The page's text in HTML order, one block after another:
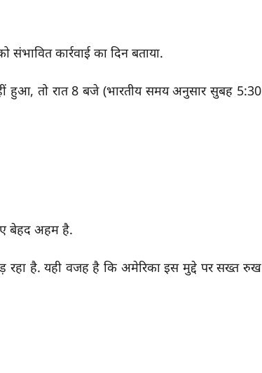
कार्रवाई का दिन बताया.
हुआ, तो रात 8 बजे (भारतीय समय अनुसार सुबह 5:30
बेहद अहम है.
रहा है. यही वजह है कि अमेरिका इस मुद्दे पर सख्त रुख